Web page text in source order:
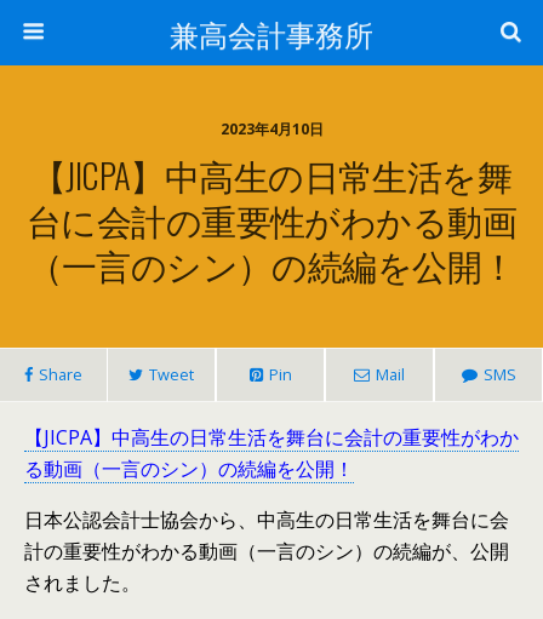
兼高会計事務所
2023年4月10日
【JICPA】中高生の日常生活を舞
台に会計の重要性がわかる動画
（一言のシン）の続編を公開！
Share Tweet Pin Mail SMS
【JICPA】中高生の日常生活を舞台に会計の重要性がわか
る動画（一言のシン）の続編を公開！
日本公認会計士協会から、中高生の日常生活を舞台に会
計の重要性がわかる動画（一言のシン）の続編が、公開
されました。